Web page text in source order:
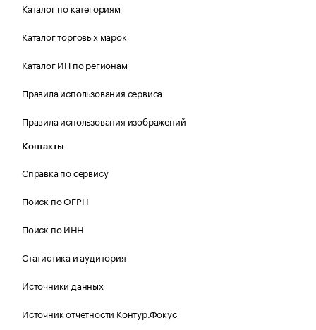
Каталог по категориям
Каталог торговых марок
Каталог ИП по регионам
Правила использования сервиса
Правила использования изображений
Контакты
Справка по сервису
Поиск по ОГРН
Поиск по ИНН
Статистика и аудитория
Источники данных
Источник отчетности Контур.Фокус